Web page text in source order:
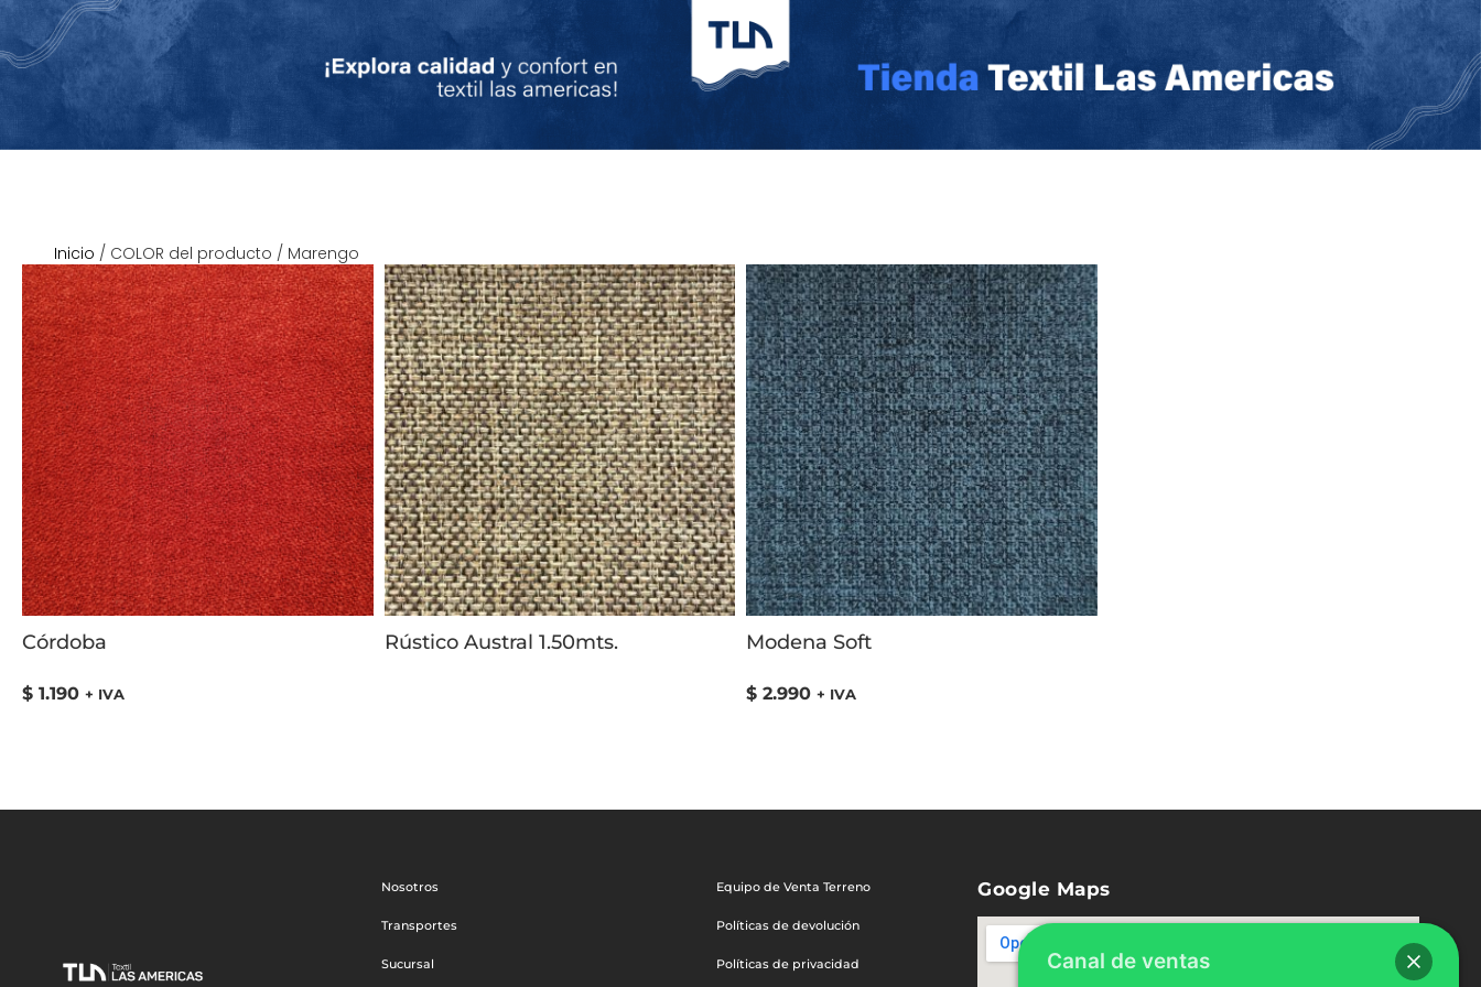
Inicio / COLOR del producto / Marengo
Córdoba
$ 1.190 + IVA
Rústico Austral 1.50mts. Modena Soft
$ 2.990 + IVA
Nosotros
Transportes
Sucursal
Equipo de Venta Terreno
Políticas de devolución
Políticas de privacidad
Google Maps
Canal de ventas